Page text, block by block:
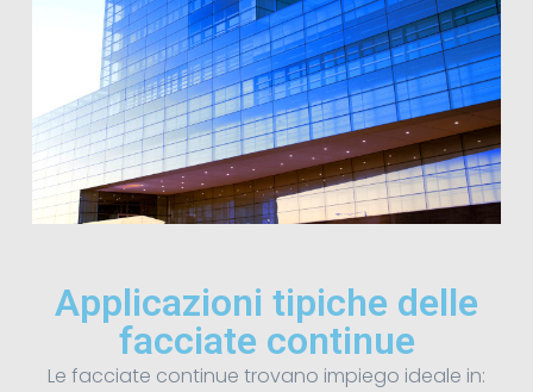
Applicazioni tipiche delle
facciate continue
Le facciate continue trovano impiego ideale in: